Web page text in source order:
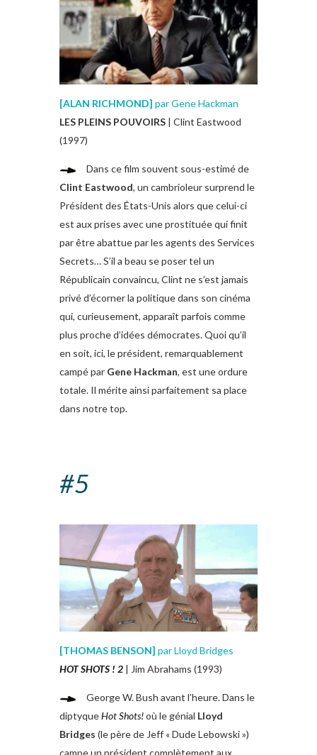
[ALAN RICHMOND] par Gene Hackman
LES PLEINS POUVOIRS | Clint Eastwood
(1997)
Dans ce film souvent sous-estimé de
Clint Eastwood, un cambrioleur surprend le
Président des États-Unis alors que celui-ci
est aux prises avec une prostituée qui finit
par être abattue par les agents des Services
Secrets… S’il a beau se poser tel un
Républicain convaincu, Clint ne s’est jamais
privé d’écorner la politique dans son cinéma
qui, curieusement, apparaît parfois comme
plus proche d’idées démocrates. Quoi qu’il
en soit, ici, le président, remarquablement
campé par Gene Hackman, est une ordure
totale. Il mérite ainsi parfaitement sa place
dans notre top.
#5
[THOMAS BENSON] par Lloyd Bridges
HOT SHOTS ! 2 | Jim Abrahams (1993)
George W. Bush avant l’heure. Dans le
diptyqueHot Shots!où le génial Lloyd
Bridges (le père de Jeff « Dude Lebowski »)